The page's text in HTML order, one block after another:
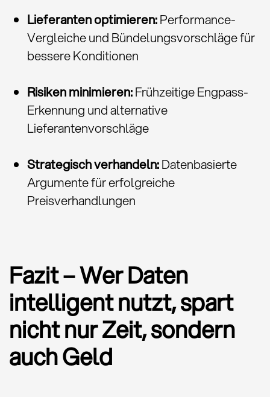
Lieferanten optimieren:Performance-
Vergleiche und Bündelungsvorschläge für
bessere Konditionen
Risiken minimieren:Frühzeitige Engpass-
Erkennung und alternative
Lieferantenvorschläge
Strategisch verhandeln:Datenbasierte
Argumente für erfolgreiche
Preisverhandlungen
Fazit – Wer Daten
intelligent nutzt, spart
nicht nur Zeit, sondern
auch Geld